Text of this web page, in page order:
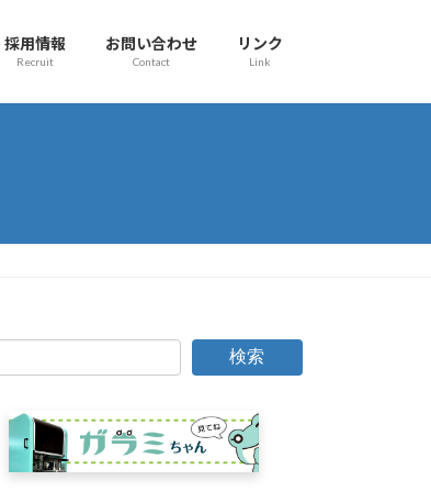
採用情報
Recruit
お問い合わせ
Contact
リンク
Link
検索